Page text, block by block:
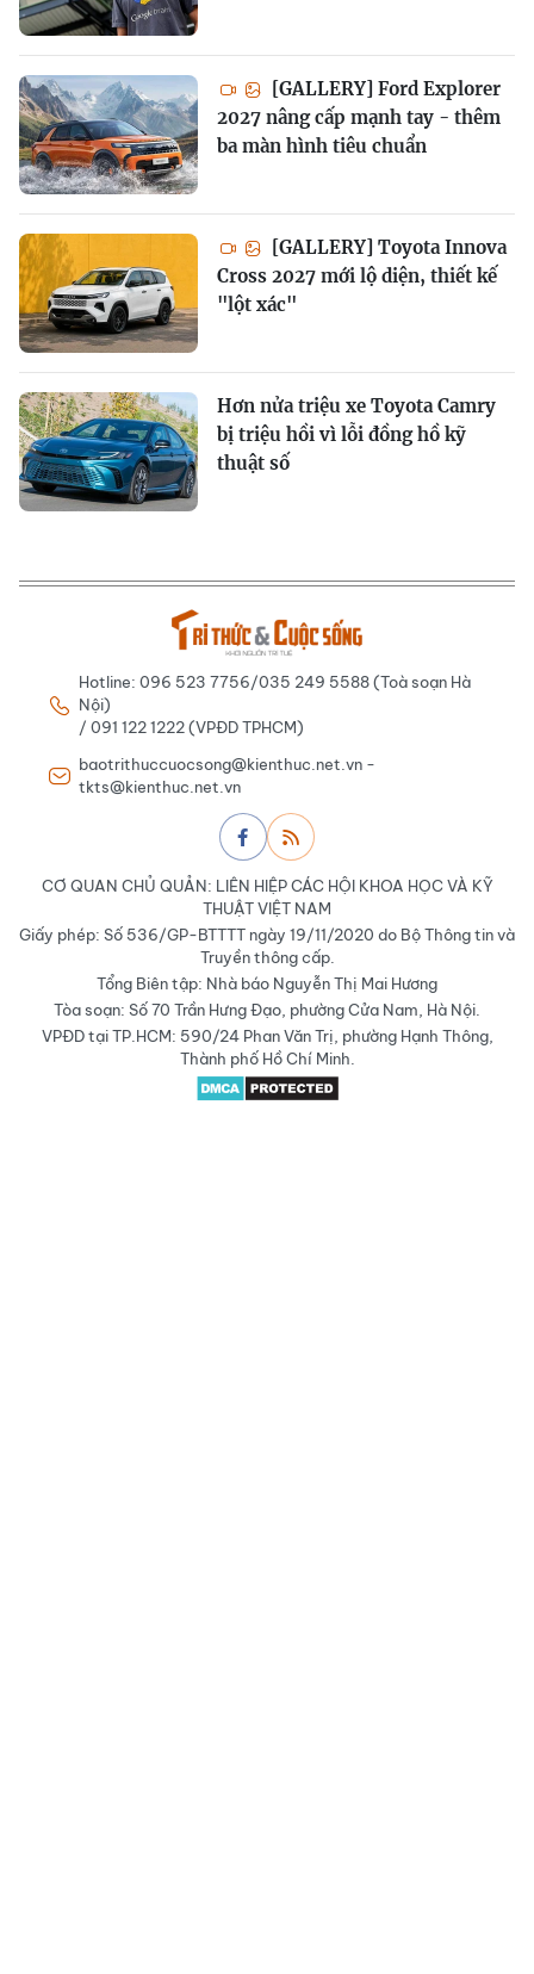
[GALLERY] Ford Explorer
2027 nâng cấp mạnh tay - thêm
ba màn hình tiêu chuẩn
[GALLERY] Toyota Innova
Cross 2027 mới lộ diện, thiết kế
"lột xác"
Hơn nửa triệu xe Toyota Camry
bị triệu hồi vì lỗi đồng hồ kỹ
thuật số
Hotline: 096 523 7756/035 249 5588 (Toà soạn Hà
Nội)
/ 091 122 1222 (VPĐD TPHCM)
baotrithuccuocsong@kienthuc.net.vn -
tkts@kienthuc.net.vn
CƠ QUAN CHỦ QUẢN: LIÊN HIỆP CÁC HỘI KHOA HỌC VÀ KỸ
THUẬT VIỆT NAM
Giấy phép: Số 536/GP-BTTTT ngày 19/11/2020 do Bộ Thông tin và
Truyền thông cấp.
Tổng Biên tập: Nhà báo Nguyễn Thị Mai Hương
Tòa soạn: Số 70 Trần Hưng Đạo, phường Cửa Nam, Hà Nội.
VPĐD tại TP.HCM: 590/24 Phan Văn Trị, phường Hạnh Thông,
Thành phố Hồ Chí Minh.